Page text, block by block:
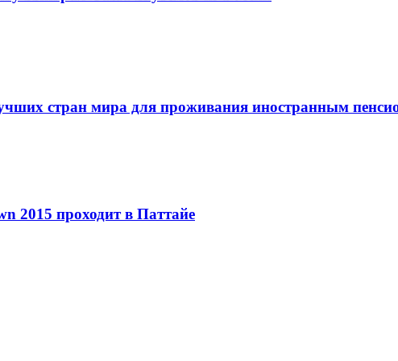
стран мира для проживания иностранным
2015 проходит в Паттайе